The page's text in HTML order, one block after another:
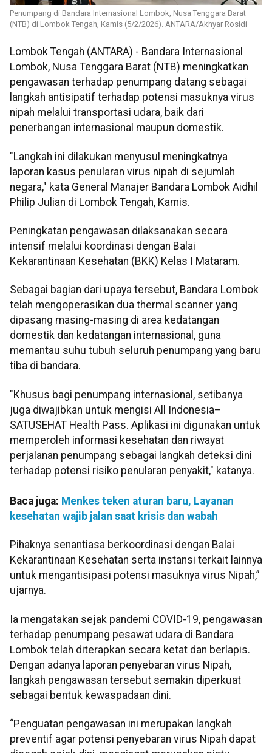
Penumpang di Bandara Internasional Lombok, Nusa Tenggara Barat
(NTB) di Lombok Tengah, Kamis (5/2/2026). ANTARA/Akhyar Rosidi
Lombok Tengah (ANTARA) - Bandara Internasional
Lombok, Nusa Tenggara Barat (NTB) meningkatkan
pengawasan terhadap penumpang datang sebagai
langkah antisipatif terhadap potensi masuknya virus
nipah melalui transportasi udara, baik dari
penerbangan internasional maupun domestik.
"Langkah ini dilakukan menyusul meningkatnya
laporan kasus penularan virus nipah di sejumlah
negara," kata General Manajer Bandara Lombok Aidhil
Philip Julian di Lombok Tengah, Kamis.
Peningkatan pengawasan dilaksanakan secara
intensif melalui koordinasi dengan Balai
Kekarantinaan Kesehatan (BKK) Kelas I Mataram.
Sebagai bagian dari upaya tersebut, Bandara Lombok
telah mengoperasikan dua thermal scanner yang
dipasang masing-masing di area kedatangan
domestik dan kedatangan internasional, guna
memantau suhu tubuh seluruh penumpang yang baru
tiba di bandara.
"Khusus bagi penumpang internasional, setibanya
juga diwajibkan untuk mengisi All Indonesia–
SATUSEHAT Health Pass. Aplikasi ini digunakan untuk
memperoleh informasi kesehatan dan riwayat
perjalanan penumpang sebagai langkah deteksi dini
terhadap potensi risiko penularan penyakit," katanya.
Baca juga: Menkes teken aturan baru, Layanan
kesehatan wajib jalan saat krisis dan wabah
Pihaknya senantiasa berkoordinasi dengan Balai
Kekarantinaan Kesehatan serta instansi terkait lainnya
untuk mengantisipasi potensi masuknya virus Nipah,”
ujarnya.
Ia mengatakan sejak pandemi COVID-19, pengawasan
terhadap penumpang pesawat udara di Bandara
Lombok telah diterapkan secara ketat dan berlapis.
Dengan adanya laporan penyebaran virus Nipah,
langkah pengawasan tersebut semakin diperkuat
sebagai bentuk kewaspadaan dini.
“Penguatan pengawasan ini merupakan langkah
preventif agar potensi penyebaran virus Nipah dapat